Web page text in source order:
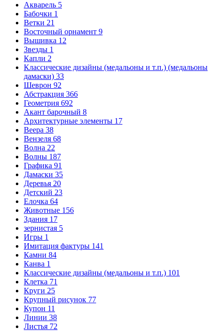
Акварель 5
Бабочки 1
Ветки 21
Восточный орнамент 9
Вышивка 12
Звезды 1
Капли 2
Классические дизайны (медальоны и т.п.) (медальоны
дамаски) 33
Шеврон 92
Абстракция 366
Геометрия 692
Акант барочный 8
Архитектурные элементы 17
Веера 38
Вензеля 68
Волна 22
Волны 187
Графика 91
Дамаски 35
Деревья 20
Детский 23
Елочка 64
Животные 156
Здания 17
зернистая 5
Игры 1
Имитация фактуры 141
Камни 84
Канва 1
Классические дизайны (медальоны и т.п.) 101
Клетка 71
Круги 25
Крупный рисунок 77
Купон 11
Линии 38
Листья 72